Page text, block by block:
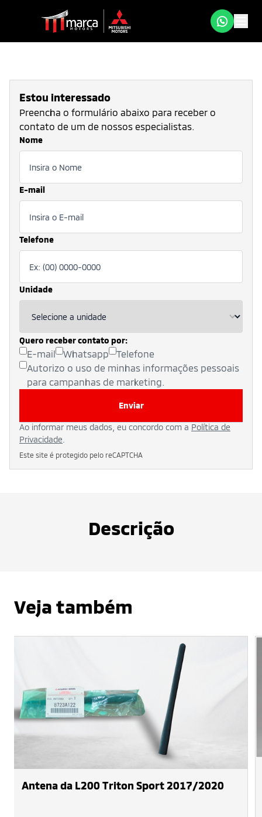
Estou interessado
Preencha o formulário abaixo para receber o
contato de um de nossos especialistas.
Nome
E-mail
Telefone
Unidade
Quero receber contato por:
E-mail Whatsapp
Telefone
Autorizo o uso de minhas informações pessoais
para campanhas de marketing.
Enviar
Ao informar meus dados, eu concordo com a Política de
Privacidade
Este site é protegido pelo reCAPTCHA
Descrição
Veja também
Antena da L200 Triton Sport 2017/2020